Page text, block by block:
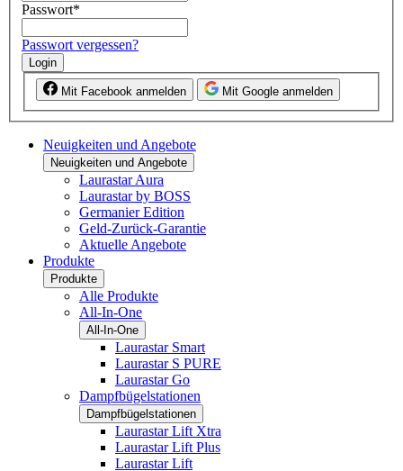
Passwort*
Passwort vergessen?
Login
Mit Facebook anmelden Mit Google anmelden
Neuigkeiten und Angebote
Neuigkeiten und Angebote
Laurastar Aura
Laurastar by BOSS
Germanier Edition
Geld-Zurück-Garantie
Aktuelle Angebote
Produkte
Produkte
Alle Produkte
All-In-One
All-In-One
Laurastar Smart
Laurastar S PURE
Laurastar Go
Dampfbügelstationen
Dampfbügelstationen
Laurastar Lift Xtra
Laurastar Lift Plus
Laurastar Lift